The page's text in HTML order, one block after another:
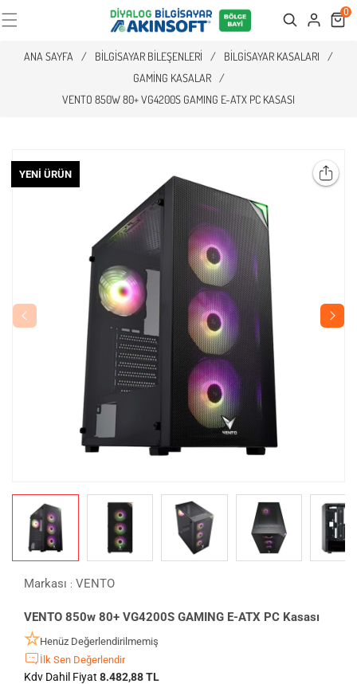
Search Cart
0
ANA SAYFA / BILGISAYAR BILEŞENLERI / BILGISAYAR KASALARI
/
GAMING KASALAR
/
VENTO 850W 80+ VG4200S GAMING E-ATX PC KASASI
YENI ÜRÜN
Markası : VENTO
VENTO 850w 80+ VG4200S GAMING E-ATX PC Kasası
Henüz Değerlendirilmemiş
İlk Sen Değerlendir
Kdv Dahil Fiyat 8.482,88 TL